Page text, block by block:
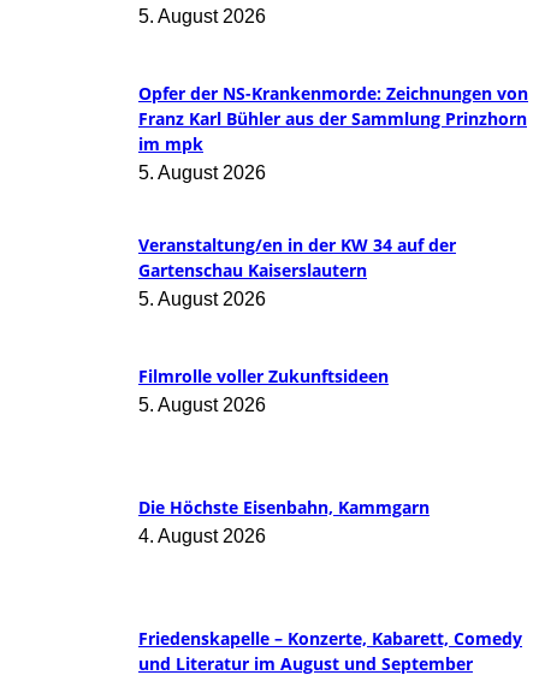
5. August 2026
Opfer der NS-Krankenmorde: Zeichnungen von
Franz Karl Bühler aus der Sammlung Prinzhorn
im mpk
5. August 2026
Veranstaltung/en in der KW 34 auf der
Gartenschau Kaiserslautern
5. August 2026
Filmrolle voller Zukunftsideen
5. August 2026
Die Höchste Eisenbahn, Kammgarn
4. August 2026
Friedenskapelle – Konzerte, Kabarett, Comedy
und Literatur im August und September